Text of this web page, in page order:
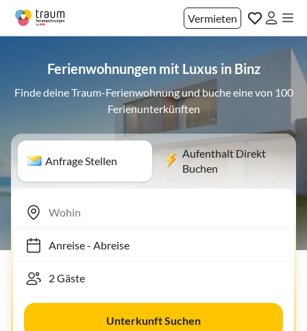
Vermieten
Ferienwohnungen mit Luxus in Binz
Finde deine Traum-Ferienwohnung und buche eine von 100
Ferienunterkünften
Anfrage Stellen
Aufenthalt Direkt
Buchen
Anreise- Abreise
Unterkunft Suchen